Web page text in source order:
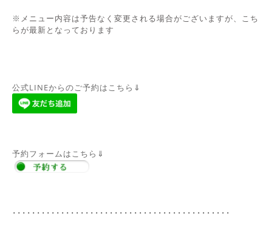
※ メニュー内容は予告なく変更される場合がございますが、こち
らが最新となっております
公式LINEからのご予約はこちら⇓
予約フォームはこちら⇓
･････････････････････････････････････････････